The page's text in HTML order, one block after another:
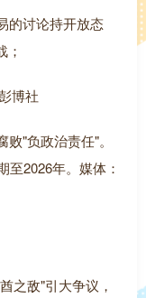
的讨论持开放态
博社
"负政治责任"。
至2026年。媒体：
之敌"引大争议，